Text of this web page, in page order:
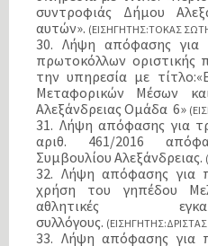
συντροφιάς Δήμου
αυτών». (ΕΙΣΗΓΗΤΗΣ:ΤΟΚΑΣ
30. Λήψη απόφασης
πρωτοκόλλων
την υπηρεσία με
Μεταφορικών Μέσων
Αλεξάνδρειας Ομάδα 6»
31. Λήψη απόφασης για
αριθ. 461/2016
Συμβουλίου Αλεξάνδρειας.
32. Λήψη απόφασης
χρήση του γηπέδου
αθλητικές
συλλόγους.
33. Λήψη απόφασης